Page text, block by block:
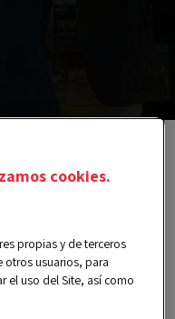
ver mucho
en nuestra
cookies.
propias y de terceros
otros usuarios, para
el uso del Site, así como